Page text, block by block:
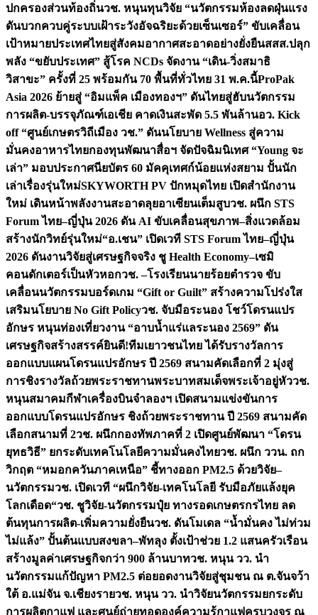
ปกครองส่วนท้องถิ่นวช. หนุนทุนวิจัย “นวัตกรรมห้องลดฝุ่นแรง
ดันบวกควบคู่ระบบเฝ้าระวังอัจฉริยะด้วยเซ็นเซอร์” ขับเคลื่อน
เป้าหมายประเทศไทยสู่สังคมอากาศสะอาดอย่างยั่งยืนสสส.ปลุก
พลัง “ขยับประเทศ” สู้โรค NCDs จัดงาน “เดิน-วิ่งสมาธิ
วิสาขะ” ครั้งที่ 25 พร้อมกัน 70 พื้นที่ทั่วไทย 31 พ.ค.นี้ProPak
Asia 2026 ย้ายสู่ “อิมแพ็ค เมืองทองฯ” ดันไทยสู่ฮับนวัตกรรม
การผลิต-บรรจุภัณฑ์เอเชีย คาดเงินสะพัด 5.5 พันล้านอว. Kick
off “ศูนย์เกษตรวิถีเมือง วช.” ดันนโยบาย Wellness สู่ความ
มั่นคงอาหารไทยกองทุนพัฒนาสื่อฯ จัดปัจฉิมนิเทศ “Young จะ
เล่า” มอบประกาศนียบัตร 60 มัคคุเทศก์น้อยแห่งสยาม ปั้นนัก
เล่าเรื่องรุ่นใหม่SKYWORTH PV ปักหมุดไทย เปิดสำนักงาน
ใหม่ เดินหน้าพลังงานสะอาดลุยอาเซียนเต็มสูบวช. ผนึก STS
Forum ไทย–ญี่ปุ่น 2026 ดัน AI ขับเคลื่อนสุขภาพ–สิ่งแวดล้อม
สร้างนักวิทย์รุ่นใหม่“อ.เชน” เปิดเวที STS Forum ไทย–ญี่ปุ่น
2026 ดันงานวิจัยสู่เศรษฐกิจจริง ชู Health Economy–เซมิ
คอนดักเตอร์เป็นหัวหอกวช. –โรงเรียนนายร้อยตำรวจ ขับ
เคลื่อนนวัตกรรมบอร์ดเกม “Gift or Guilt” สร้างความโปร่งใส
เสริมนโยบาย No Gift Policyวช. จับมือระนอง โชว์โดรนแปร
อักษร หนุนท่องเที่ยวงาน “อาบน้ำแร่แลระนอง 2569” ดัน
เศรษฐกิจสร้างสรรค์ยินดี!ทีมเยาวชนไทย ได้รับรางวัลการ
ออกแบบแผนโดรนแปรอักษร ปี 2569 สนามคัดเลือกที่ 2 มุ่งสู่
การชิงรางวัลถ้วยพระราชทานพระบาทสมเด็จพระเจ้าอยู่หัววช.
หนุนสมาคมกีฬาเครื่องบินจำลองฯ เปิดสนามแข่งขันการ
ออกแบบโดรนแปรอักษร ชิงถ้วยพระราชทาน ปี 2569 สนามคัด
เลือกสนามที่ 2วช. ผนึกกองทัพภาคที่ 2 เปิดศูนย์พัฒนา “โดรน
ยุทธวิธี” ยกระดับเทคโนโลยีความมั่นคงไทยวช. ผนึก ววน. ถก
วิกฤต “หมอกควันภาคเหนือ” ชี้ทางออก PM2.5 ด้วยวิจัย–
นวัตกรรมวช. เปิดเวที “ผนึกวิจัย-เทคโนโลยี รับมือภัยแล้งยุค
โลกเดือด“วช. ชูวิจัย-นวัตกรรมปุ๋ย ทางรอดเกษตรกรไทย ลด
ต้นทุนการผลิต-เพิ่มความยั่งยืนวช. ดันโมเดล “น้ำมั่นคง ไม่ท่วม
ไม่แล้ง” ปั้นต้นแบบสงขลา–พัทลุง ตั้งเป้าช่วย 1.2 แสนครัวเรือน
สร้างมูลค่าเศรษฐกิจกว่า 900 ล้านบาทวช. หนุน วว. นำ
นวัตกรรมแก้ปัญหา PM2.5 ต่อยอดงานวิจัยสู่ชุมชน ณ ต.จันจว้า
ใต้ อ.แม่จัน จ.เชียงรายวช. หนุน วว. นำวิจัยนวัตกรรมยกระดับ
การผลิตกาแฟ และศูนย์ถ่ายทอดองค์ความรู้กาแฟครบวงจร ณ